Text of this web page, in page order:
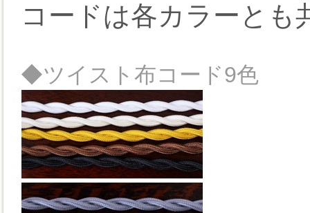
コードは各カラーとも
◆ツイスト布コード9色